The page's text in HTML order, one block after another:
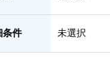
条件 未選択